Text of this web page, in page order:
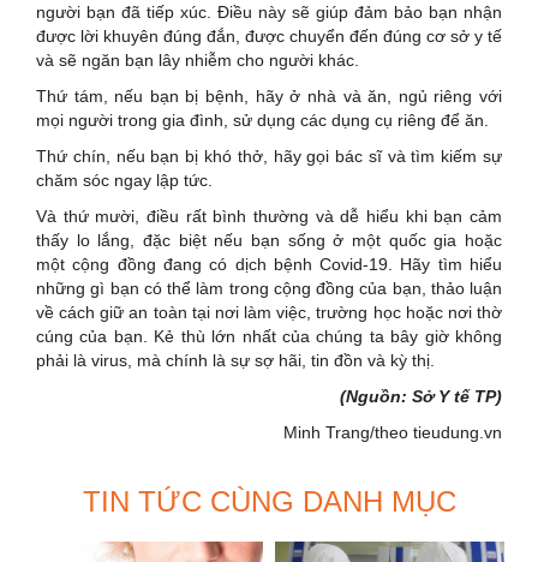
người bạn đã tiếp xúc. Điều này sẽ giúp đảm bảo bạn nhận
được lời khuyên đúng đắn, được chuyển đến đúng cơ sở y tế
và sẽ ngăn bạn lây nhiễm cho người khác.
Thứ tám, nếu bạn bị bệnh, hãy ở nhà và ăn, ngủ riêng với
mọi người trong gia đình, sử dụng các dụng cụ riêng để ăn.
Thứ chín, nếu bạn bị khó thở, hãy gọi bác sĩ và tìm kiếm sự
chăm sóc ngay lập tức.
Và thứ mười, điều rất bình thường và dễ hiểu khi bạn cảm
thấy lo lắng, đặc biệt nếu bạn sống ở một quốc gia hoặc
một cộng đồng đang có dịch bệnh Covid-19. Hãy tìm hiểu
những gì bạn có thể làm trong cộng đồng của bạn, thảo luận
về cách giữ an toàn tại nơi làm việc, trường học hoặc nơi thờ
cúng của bạn. Kẻ thù lớn nhất của chúng ta bây giờ không
phải là virus, mà chính là sự sợ hãi, tin đồn và kỳ thị.
(Nguồn: Sở Y tế TP)
Minh Trang/theo tieudung.vn
TIN TỨC CÙNG DANH MỤC